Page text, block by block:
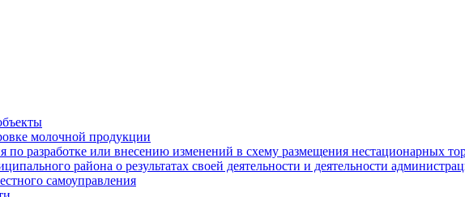
молочной продукции
по разработке или внесению изменений в схему размещения нестационарных
района о результатах своей деятельности и деятельности
самоуправления